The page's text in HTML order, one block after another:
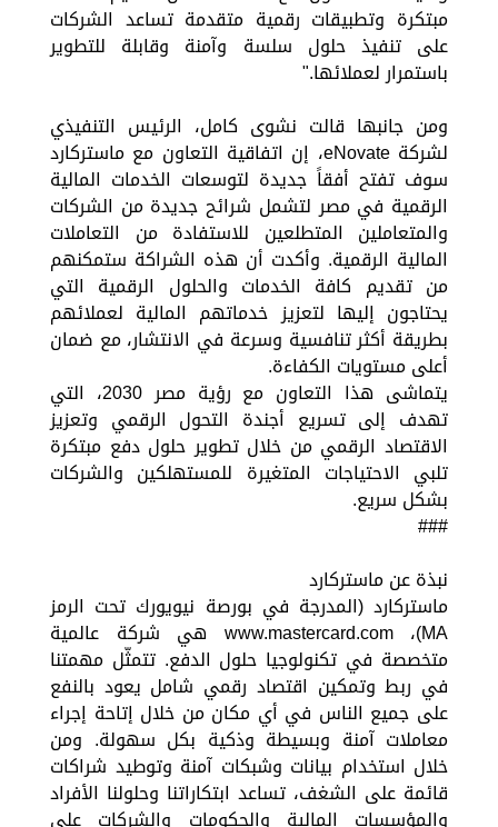
مبتكرة وتطبيقات رقمية متقدمة تساعد الشركات
على تنفيذ حلول سلسة وآمنة وقابلة للتطوير
باستمرار لعملائها."
ومن جانبها قالت نشوى كامل، الرئيس التنفيذي
لشركة eNovate، إن اتفاقية التعاون مع ماستركارد
سوف تفتح أفقاً جديدة لتوسعات الخدمات المالية
الرقمية في مصر لتشمل شرائح جديدة من الشركات
والمتعاملين المتطلعين للاستفادة من التعاملات
المالية الرقمية. وأكدت أن هذه الشراكة ستمكنهم
من تقديم كافة الخدمات والحلول الرقمية التي
يحتاجون إليها لتعزيز خدماتهم المالية لعملائهم
بطريقة أكثر تنافسية وسرعة في الانتشار، مع ضمان
أعلى مستويات الكفاءة.
يتماشى هذا التعاون مع رؤية مصر 2030، التي
تهدف إلى تسريع أجندة التحول الرقمي وتعزيز
الاقتصاد الرقمي من خلال تطوير حلول دفع مبتكرة
تلبي الاحتياجات المتغيرة للمستهلكين والشركات
بشكل سريع.
###
نبذة عن ماستركارد
ماستركارد (المدرجة في بورصة نيويورك تحت الرمز
MA)، www.mastercard.com هي شركة عالمية
متخصصة في تكنولوجيا حلول الدفع. تتمثّل مهمتنا
في ربط وتمكين اقتصاد رقمي شامل يعود بالنفع
على جميع الناس في أي مكان من خلال إتاحة إجراء
معاملات آمنة وبسيطة وذكية بكل سهولة. ومن
خلال استخدام بيانات وشبكات آمنة وتوطيد شراكات
قائمة على الشغف، تساعد ابتكاراتنا وحلولنا الأفراد